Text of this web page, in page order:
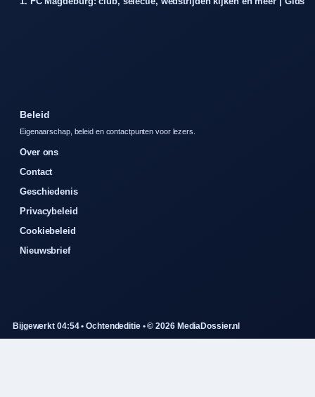
Beleid
Eigenaarschap, beleid en contactpunten voor lezers.
Over ons
Contact
Geschiedenis
Privacybeleid
Cookiebeleid
Nieuwsbrief
Bijgewerkt 04:54 • Ochtendeditie • © 2026 MediaDossier.nl